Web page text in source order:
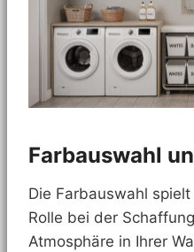
Farbauswahl
Die Farbauswahl
Rolle bei der
Atmosphäre in Ihrer